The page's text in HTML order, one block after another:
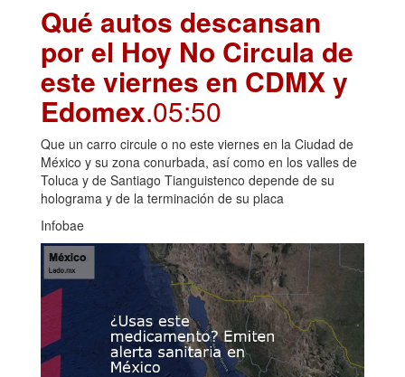
Qué autos descansan
por el Hoy No Circula de
este viernes en CDMX y
Edomex.05:50
Que un carro circule o no este viernes en la Ciudad de
México y su zona conurbada, así como en los valles de
Toluca y de Santiago Tianguistenco depende de su
holograma y de la terminación de su placa
Infobae